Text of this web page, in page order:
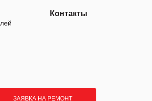
Контакты
ЗАЯВКА НА РЕМОНТ